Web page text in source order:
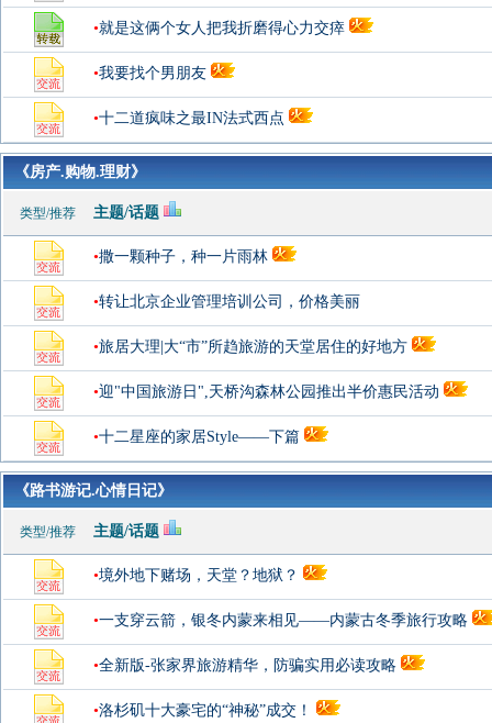
•就是这俩个女人把我折磨得心力交瘁
•我要找个男朋友
•十二道疯味之最IN法式西点
《房产.购物.理财》
类型/推荐 主题/话题
•撒一颗种子，种一片雨林
•转让北京企业管理培训公司，价格美丽
•旅居大理|大“市”所趋旅游的天堂居住的好地方
•迎"中国旅游日",天桥沟森林公园推出半价惠民活动
•十二星座的家居Style——下篇
《路书游记.心情日记》
类型/推荐 主题/话题
•境外地下赌场，天堂？地狱？
•一支穿云箭，银冬内蒙来相见——内蒙古冬季旅行攻略
•全新版-张家界旅游精华，防骗实用必读攻略
•洛杉矶十大豪宅的“神秘”成交！